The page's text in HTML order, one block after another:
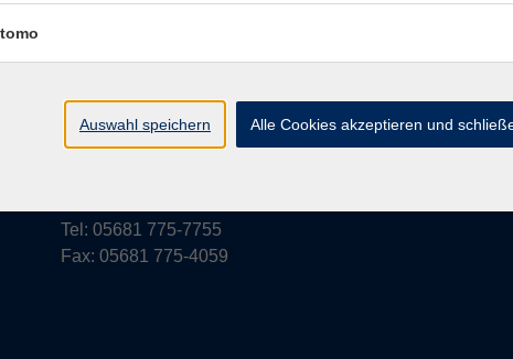
Parkstraße 6
34576 Homberg (Efze)
Tel: 05681 775-7755
Fax: 05681 775-4059
Auswahl speichern Alle Cookies akzeptieren und